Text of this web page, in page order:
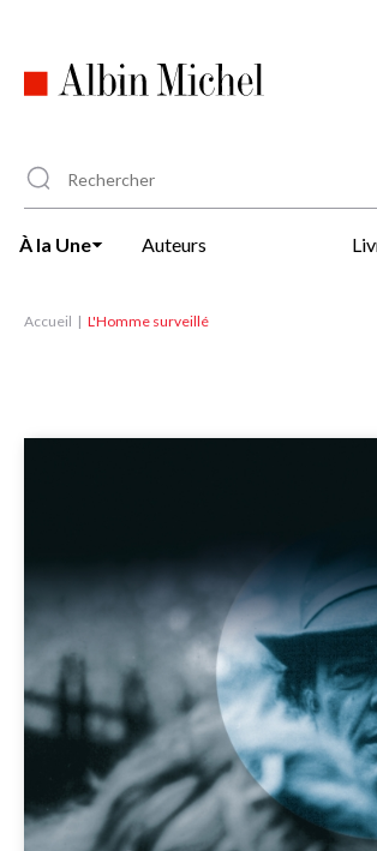
principal
À la Une Auteurs
Accueil L'Homme surveillé